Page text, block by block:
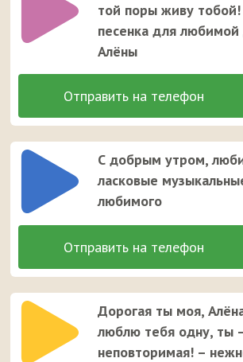
той поры живу
песенка для
Алёны
С добрым утром,
ласковые
любимого
Дорогая ты моя,
люблю тебя одну, ты
неповторимая! –